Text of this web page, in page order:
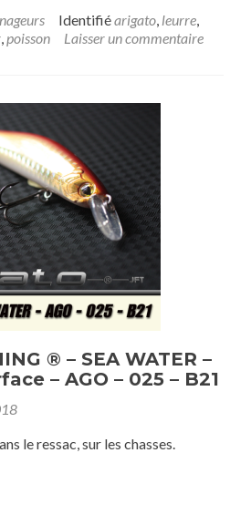
Identifiéarigato, leurre,
,poisson Laisser un commentaire
® – SEA WATER –
– AGO – 025 – B21
le ressac, sur les chasses.